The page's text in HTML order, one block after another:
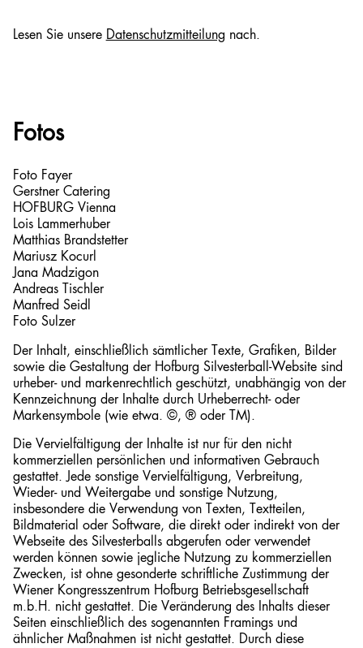
Lesen Sie unsere Datenschutzmitteilung nach.
Fotos
Foto Fayer
Gerstner Catering
HOFBURG Vienna
Lois Lammerhuber
Matthias Brandstetter
Mariusz Kocurl
Jana Madzigon
Andreas Tischler
Manfred Seidl
Foto Sulzer
Der Inhalt, einschließlich sämtlicher Texte, Grafiken, Bilder
sowie die Gestaltung der Hofburg Silvesterball-Website sind
urheber- und markenrechtlich geschützt, unabhängig von der
Kennzeichnung der Inhalte durch Urheberrecht- oder
Markensymbole (wie etwa. ©, ® oder TM).
Die Vervielfältigung der Inhalte ist nur für den nicht
kommerziellen persönlichen und informativen Gebrauch
gestattet. Jede sonstige Vervielfältigung, Verbreitung,
Wieder- und Weitergabe und sonstige Nutzung,
insbesondere die Verwendung von Texten, Textteilen,
Bildmaterial oder Software, die direkt oder indirekt von der
Webseite des Silvesterballs abgerufen oder verwendet
werden können sowie jegliche Nutzung zu kommerziellen
Zwecken, ist ohne gesonderte schriftliche Zustimmung der
Wiener Kongresszentrum Hofburg Betriebsgesellschaft
m.b.H. nicht gestattet. Die Veränderung des Inhalts dieser
Seiten einschließlich des sogenannten Framings und
ähnlicher Maßnahmen ist nicht gestattet. Durch diese